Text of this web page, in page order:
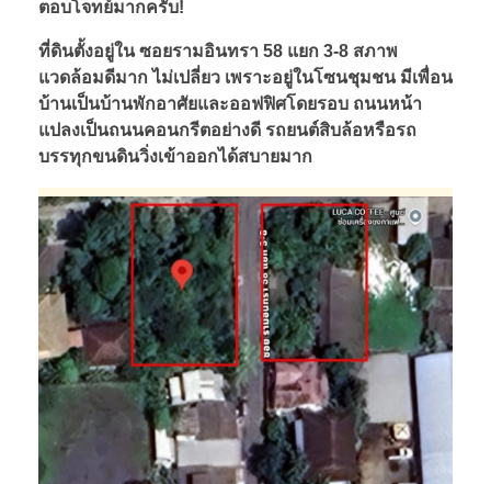
ตอบโจทย์มากครับ!
ที่ดินตั้งอยู่ใน ซอยรามอินทรา 58 แยก 3-8 สภาพ
แวดล้อมดีมาก ไม่เปลี่ยว เพราะอยู่ในโซนชุมชน มีเพื่อน
บ้านเป็นบ้านพักอาศัยและออฟฟิศโดยรอบ ถนนหน้า
แปลงเป็นถนนคอนกรีตอย่างดี รถยนต์สิบล้อหรือรถ
บรรทุกขนดินวิ่งเข้าออกได้สบายมาก